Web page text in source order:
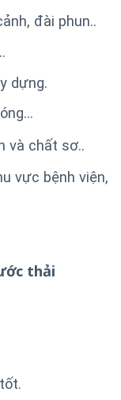
đài phun..
dựng.
và chất sơ..
vực bệnh viện,
thải